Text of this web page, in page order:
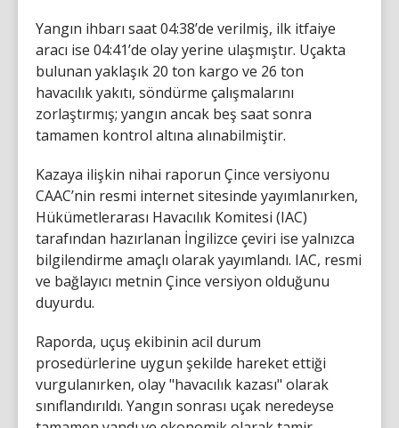
Yangın ihbarı saat 04:38’de verilmiş, ilk itfaiye
aracı ise 04:41’de olay yerine ulaşmıştır. Uçakta
bulunan yaklaşık 20 ton kargo ve 26 ton
havacılık yakıtı, söndürme çalışmalarını
zorlaştırmış; yangın ancak beş saat sonra
tamamen kontrol altına alınabilmiştir.
Kazaya ilişkin nihai raporun Çince versiyonu
CAAC’nin resmi internet sitesinde yayımlanırken,
Hükümetlerarası Havacılık Komitesi (IAC)
tarafından hazırlanan İngilizce çeviri ise yalnızca
bilgilendirme amaçlı olarak yayımlandı. IAC, resmi
ve bağlayıcı metnin Çince versiyon olduğunu
duyurdu.
Raporda, uçuş ekibinin acil durum
prosedürlerine uygun şekilde hareket ettiği
vurgulanırken, olay "havacılık kazası" olarak
sınıflandırıldı. Yangın sonrası uçak neredeyse